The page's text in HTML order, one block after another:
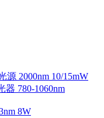
源 2000nm 10/15mW
780-1060nm
8W